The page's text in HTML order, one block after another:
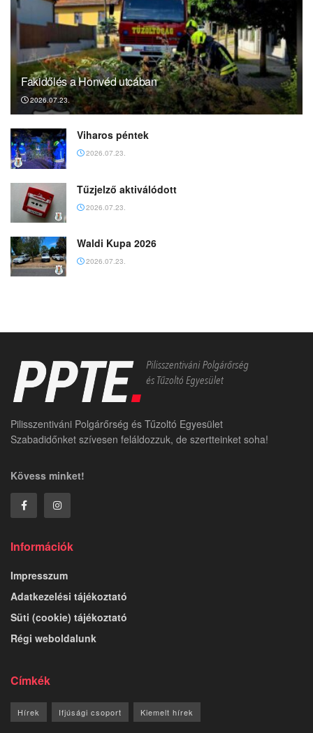
Fakidőlés a Honvéd utcában
2026.07.23.
Viharos péntek
2026.07.23.
Tűzjelző aktiválódott
2026.07.23.
Waldi Kupa 2026
2026.07.23.
Pilisszentiváni Polgárőrség és Tűzoltó Egyesület
Szabadidőnket szívesen feláldozzuk, de szertteinket soha!
Kövess minket!
Információk
Impresszum
Adatkezelési tájékoztató
Süti (cookie) tájékoztató
Régi weboldalunk
Címkék
Hírek Ifjúsági csoport Kiemelt hírek